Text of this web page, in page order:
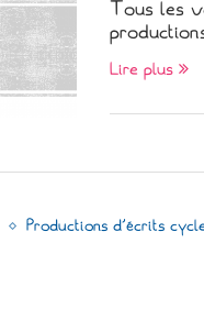
Tous les
Lire plus
Productions d'écrits